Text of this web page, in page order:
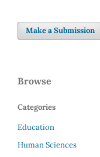
Make a Submission
Browse
Categories
Education
Human Sciences